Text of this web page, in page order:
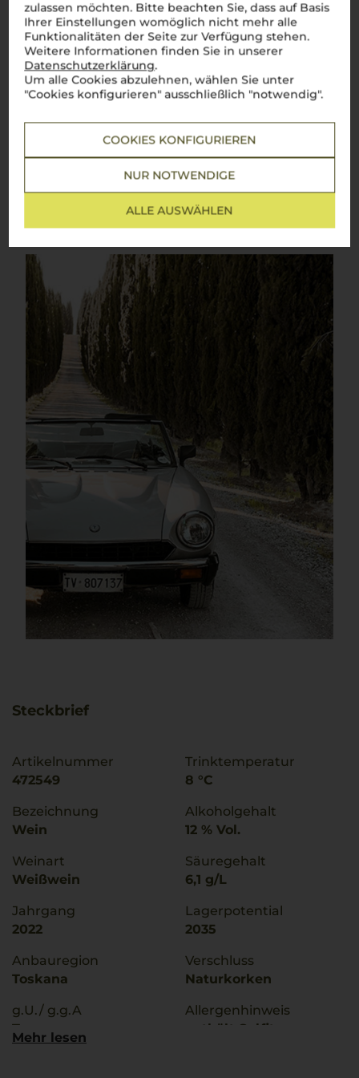
zulassen möchten. Bitte beachten Sie, dass auf Basis
Ihrer Einstellungen womöglich nicht mehr alle
Funktionalitäten der Seite zur Verfügung stehen.
Weitere Informationen finden Sie in unserer
Datenschutzerklärung.
Um alle Cookies abzulehnen, wählen Sie unter
"Cookies konfigurieren" ausschließlich "notwendig".
COOKIES KONFIGURIEREN
NUR NOTWENDIGE
ALLE AUSWÄHLEN
Toskana
Die ikonische Weinregion Italiens mit weltberühmten
Klassikern
Die Toskana–la dolce vitain Reinform! Zwischen sanften
Hügeln, malerischen Weinbergen und charmanten Dörfern
reifen hier einige der berühmtesten Weine der Welt.Chianti
italienischen Genusses. Dank des einzigartigen Terroirs und
des milden Klimas entstehen hier Weine mit
toskanischen Weinsentführt direkt in die
bezaubernde Landschaft der Region und lässt die Seele
Italiens in jedem Schluck spürbar werden.
Mehr Weine aus Toskana
Steckbrief
Artikelnummer
472549
Bezeichnung
Wein
Weinart
Weißwein
Jahrgang
2022
Anbauregion
Toskana
g.U./ g.g.A
Toscana
Trinktemperatur
8 °C
Alkoholgehalt
12 % Vol.
Säuregehalt
6,1 g/L
Lagerpotential
2035
Verschluss
Naturkorken
Allergenhinweis
enthält Sulfite
Mehr lesen